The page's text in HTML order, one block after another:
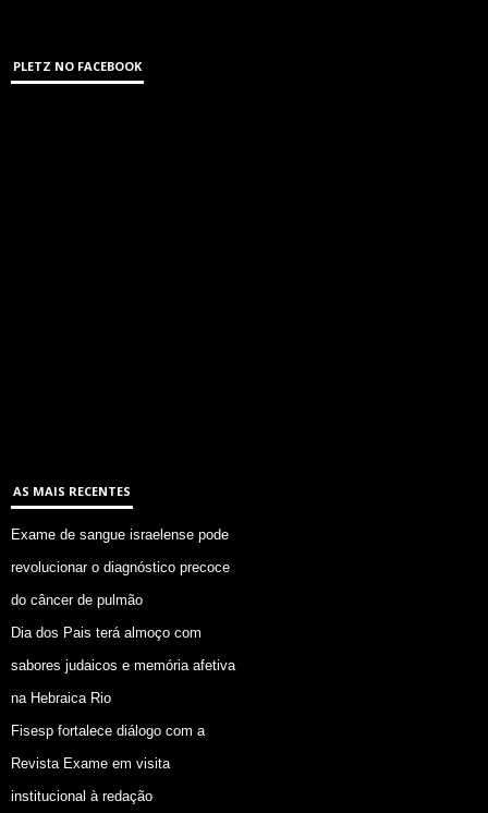
PLETZ NO FACEBOOK
AS MAIS RECENTES
Exame de sangue israelense pode
revolucionar o diagnóstico precoce
do câncer de pulmão
Dia dos Pais terá almoço com
sabores judaicos e memória afetiva
na Hebraica Rio
Fisesp fortalece diálogo com a
Revista Exame em visita
institucional à redação